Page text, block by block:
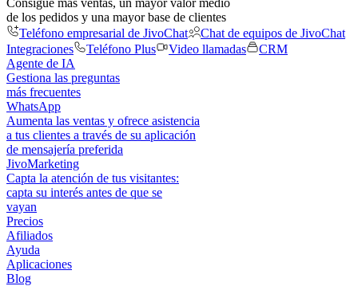
Consigue más ventas, un mayor valor medio
de los pedidos y una mayor base de clientes
Teléfono empresarial de JivoChat
Chat de equipos de JivoChat
Integraciones
Teléfono Plus Video llamadas
CRM
Agente de IA
Gestiona las preguntas
más frecuentes
WhatsApp
Aumenta las ventas y ofrece asistencia
a tus clientes a través de su aplicación
de mensajería preferida
JivoMarketing
Capta la atención de tus visitantes:
capta su interés antes de que se
vayan
Precios
Afiliados
Ayuda
Aplicaciones
Blog